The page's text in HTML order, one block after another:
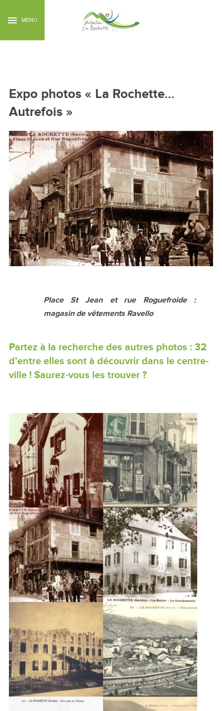
MENU
Expo photos « La Rochette…
Autrefois »
Place St Jean et rue Roguefroide :
magasin de vêtements Ravello
Partez à la recherche des autres photos : 32
d’entre elles sont à découvrir dans le centre-
ville ! Saurez-vous les trouver ?